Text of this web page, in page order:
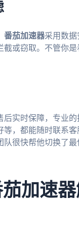
番茄加速器采用数据
或窃取。不管你
后实时保障，专业
，都能随时联系客
很快帮他切换了
加速器